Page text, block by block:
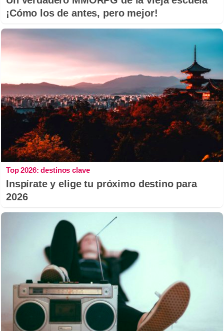
¡Cómo los de antes, pero mejor!
Top 2026: destinos clave
Inspírate y elige tu próximo destino para
2026